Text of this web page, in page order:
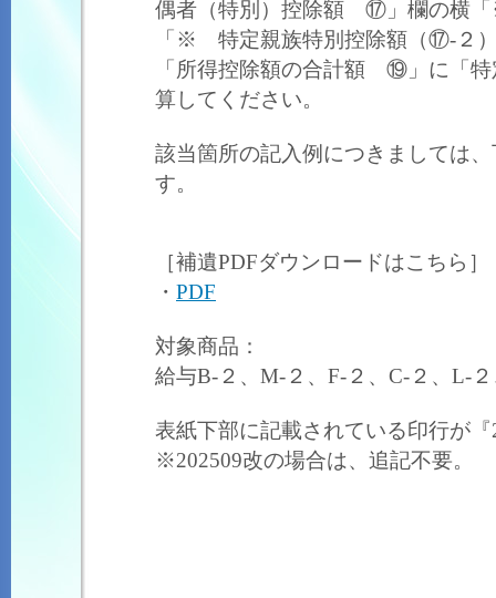
偶者（特別）控除額 ⑰」欄の横「
「※ 特定親族特別控除額（⑰‐２
「所得控除額の合計額 ⑲」に「
算してください。
該当箇所の記入例につきましては
す。
［補遺PDFダウンロードはこちら］
・ PDF
対象商品：
給与B-２、M-２、F-２、C-２、L-
表紙下部に記載されている印行が
※202509改の場合は、追記不要。